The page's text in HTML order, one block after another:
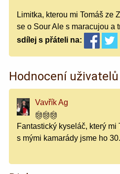
Limitka, kterou mi Tomáš ze
se o Sour Ale s maracujou a
sdílej s přáteli na:
Hodnocení uživatelů
Vavřík Ag
Fantastický kyseláč, který
s mými kamarády jsme ho